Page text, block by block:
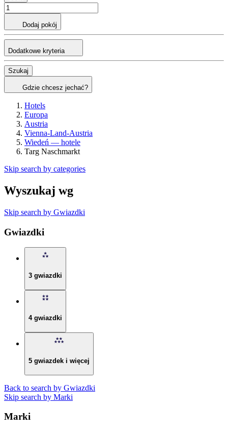
Dodaj pokój
Dodatkowe kryteria
Szukaj
Gdzie chcesz jechać?
Hotels
Europa
Austria
Vienna-Land-Austria
Wiedeń — hotele
Targ Naschmarkt
Skip search by categories
Wyszukaj wg
Skip search by Gwiazdki
Gwiazdki
3 gwiazdki
4 gwiazdki
5 gwiazdek i więcej
Back to search by Gwiazdki
Skip search by Marki
Marki